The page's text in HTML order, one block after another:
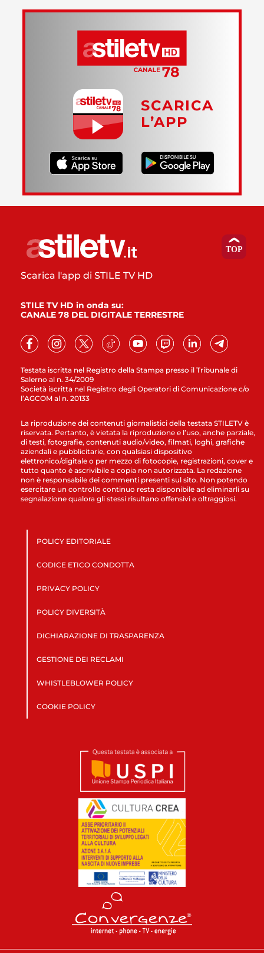
SCARICA
L’APP
Testata iscritta nel Registro della Stampa presso il Tribunale di
Salerno al n. 34/2009
Società iscritta nel Registro degli Operatori di Comunicazione c/o
l’AGCOM al n. 20133
Scarica l'app di STILE TV HD
STILE TV HD in onda su:
CANALE 78 DEL DIGITALE TERRESTRE
La riproduzione dei contenuti giornalistici della testata STILETV è
riservata. Pertanto, è vietata la riproduzione e l’uso, anche parziale,
di testi, fotografie, contenuti audio/video, filmati, loghi, grafiche
aziendali e pubblicitarie, con qualsiasi dispositivo
elettronico/digitale o per mezzo di fotocopie, registrazioni, cover e
tutto quanto è ascrivibile a copia non autorizzata. La redazione
non è responsabile dei commenti presenti sul sito. Non potendo
esercitare un controllo continuo resta disponibile ad eliminarli su
segnalazione qualora gli stessi risultano offensivi e oltraggiosi.
POLICY EDITORIALE
CODICE ETICO CONDOTTA
PRIVACY POLICY
POLICY DIVERSITÀ
DICHIARAZIONE DI TRASPARENZA
GESTIONE DEI RECLAMI
WHISTLEBLOWER POLICY
COOKIE POLICY